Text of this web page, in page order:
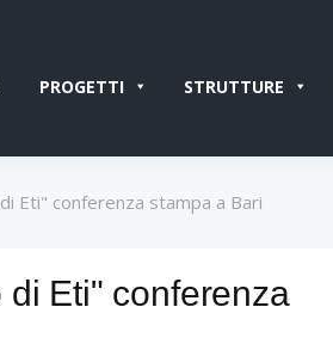
PROGETTI STRUTTURE
Eti" conferenza stampa a Bari
Eti" conferenza